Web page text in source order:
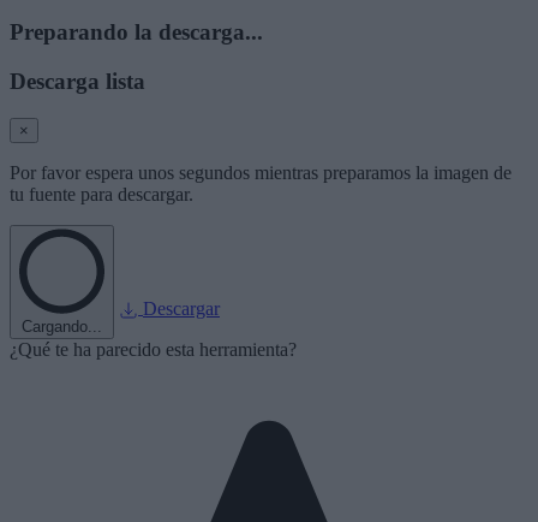
Preparando la descarga...
Descarga lista
×
Por favor espera unos segundos mientras preparamos la imagen de
tu fuente para descargar.
Cargando...
Descargar
¿Qué te ha parecido esta herramienta?